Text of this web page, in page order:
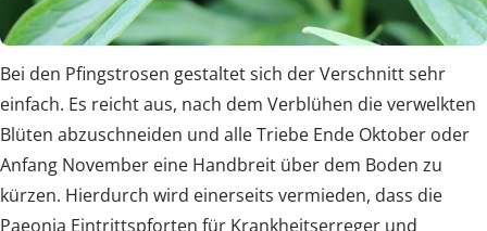
Bei den Pfingstrosen gestaltet sich der Verschnitt sehr
einfach. Es reicht aus, nach dem Verblühen die verwelkten
Blüten abzuschneiden und alle Triebe Ende Oktober oder
Anfang November eine Handbreit über dem Boden zu
kürzen. Hierdurch wird einerseits vermieden, dass die
Paeonia Eintrittspforten für Krankheitserreger und